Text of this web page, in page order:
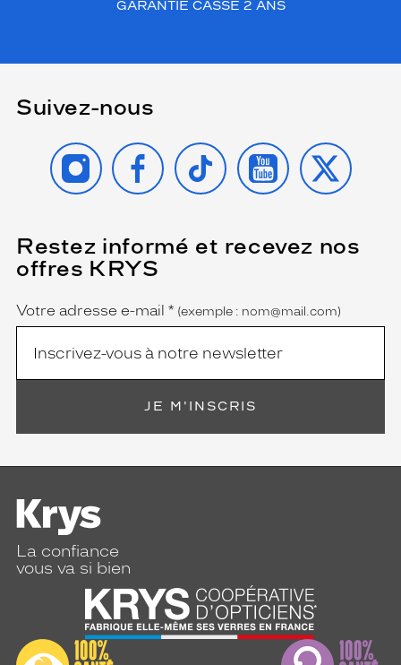
GARANTIE CASSE 2 ANS
Suivez-nous
INSTAGRAMFACEBOOK
TIKTOK YOUTUBE
X
Restez informé et recevez nos
offres KRYS
Name
Votre adresse e-mail *
(Ce
champ
est
obligatoire)
(exemple : nom@mail.com)
JE M'INSCRIS
La confiance
vous va si bien